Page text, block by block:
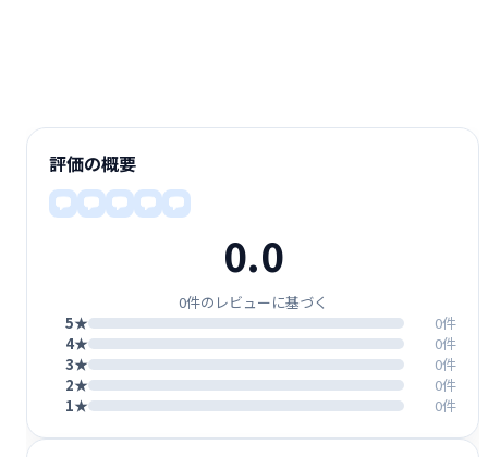
評価の概要
0.0
0件のレビューに基づく
5★
0件
4★
0件
3★
0件
2★
0件
1★
0件